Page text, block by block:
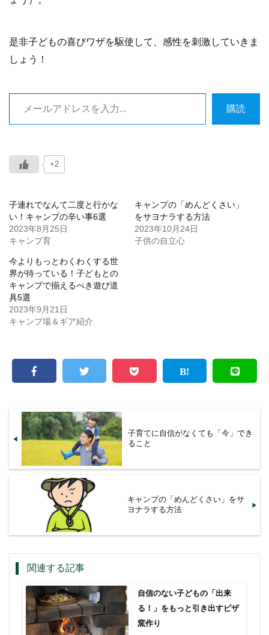
是非子どもの喜びワザを駆使して、感性を刺激していきま
しょう！
メールアドレスを入力…
購読
+2
子連れでなんて二度と行かな
い！キャンプの辛い事6選
2023年8月25日
キャンプ育
キャンプの「めんどくさい」
をサヨナラする方法
2023年10月24日
子供の自立心
今よりもっとわくわくする世
界が待っている！子どもとの
キャンプで揃えるべき遊び道
具5選
2023年9月21日
キャンプ場＆ギア紹介
子育てに自信がなくても「今」でき
ること
キャンプの「めんどくさい」をサ
ヨナラする方法
関連する記事
自信のない子どもの「出来
る！」をもっと引き出すピザ
窯作り